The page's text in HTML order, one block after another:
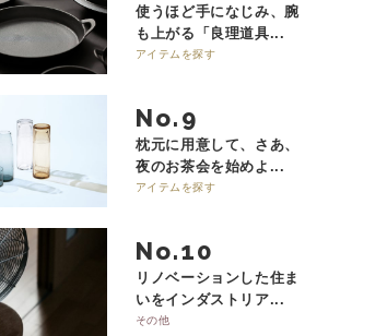
使うほど手になじみ、腕
も上がる「良理道具...
アイテムを探す
No.
枕元に用意して、さあ、
夜のお茶会を始めよ...
アイテムを探す
No.
リノベーションした住ま
いをインダストリア...
その他